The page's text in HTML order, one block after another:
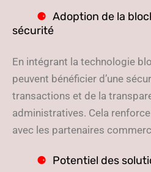
Adoption de la
sécurité
En intégrant la technologie
peuvent bénéficier d’une
transactions et de la
administratives. Cela
avec les partenaires
Potentiel des